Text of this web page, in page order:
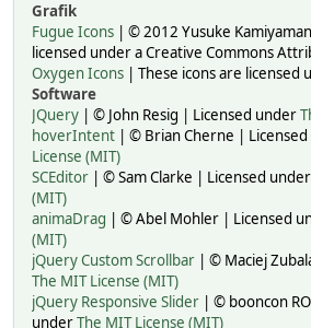
Grafik
Fugue Icons | © 2012 Yusuke
licensed under a Creative Commons
Oxygen Icons | These icons are licensed
Software
JQuery | © John Resig | Licensed under
hoverIntent | © Brian Cherne |
License (MIT)
SCEditor | © Sam Clarke | Licensed under
(MIT)
animaDrag | © Abel Mohler | Licensed
(MIT)
jQuery Custom Scrollbar | © Maciej
The MIT License (MIT)
jQuery Responsive Slider | © booncon
underThe MIT License (MIT)